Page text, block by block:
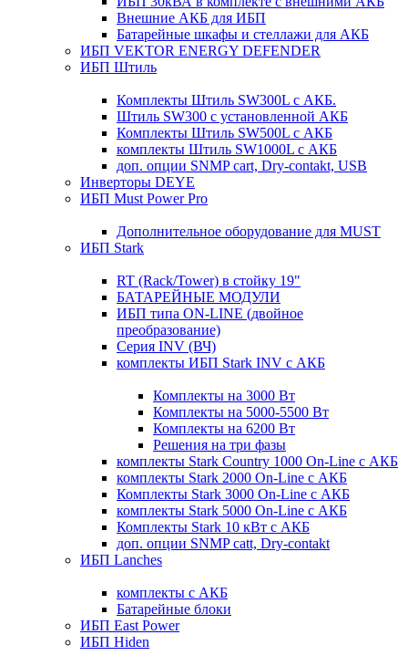
Внешние АКБ для ИБП
Батарейные шкафы и стеллажи для АКБ
ИБП VEKTOR ENERGY DEFENDER
ИБП Штиль
Комплекты Штиль SW300L с АКБ.
Штиль SW300 с установленной АКБ
Комплекты Штиль SW500L с АКБ
комплекты Штиль SW1000L с АКБ
доп. опции SNMP cart, Dry-contakt, USB
Инверторы DEYE
ИБП Must Power Pro
Дополнительное оборудование для MUST
ИБП Stark
RT (Rack/Tower) в стойку 19"
БАТАРЕЙНЫЕ МОДУЛИ
ИБП типа ON-LINE (двойное
преобразование)
Серия INV (ВЧ)
комплекты ИБП Stark INV с АКБ
Комплекты на 3000 Вт
Комплекты на 5000-5500 Вт
Комплекты на 6200 Вт
Решения на три фазы
комплекты Stark Country 1000 On-Line с АКБ
комплекты Stark 2000 On-Line с АКБ
Комплекты Stark 3000 On-Line с АКБ
комплекты Stark 5000 On-Line с АКБ
Комплекты Stark 10 кВт с АКБ
доп. опции SNMP catt, Dry-contakt
ИБП Lanches
комплекты с АКБ
Батарейные блоки
ИБП East Power
ИБП Hiden